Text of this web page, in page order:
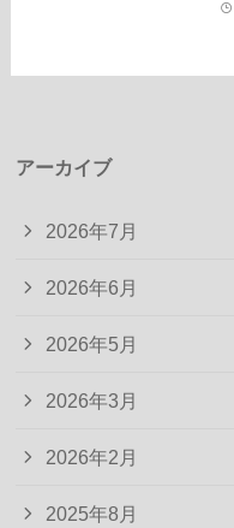
アーカイブ
2026年7月
2026年6月
2026年5月
2026年3月
2026年2月
2025年8月